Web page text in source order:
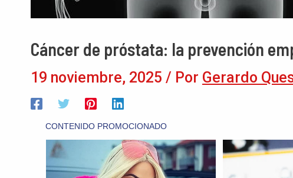
Cáncer de próstata: la prevención
19 noviembre, 2025 / Por Gerardo